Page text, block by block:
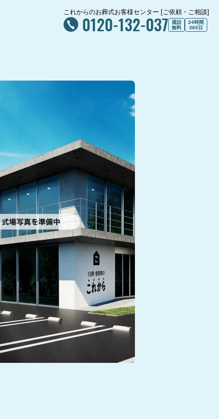
これからのお葬式お客様センター [ご依頼・ご相談]
0120-132-037 通話
無料
24時間
365日